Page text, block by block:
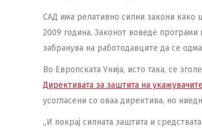
САД има релативно силни закони како
2009 година. Законот воведе
забранува на работодавците да се
Во Европската Унија, исто така, се
Директивата за заштита на укажувачите
усогласени со оваа директива, но
„И покрај силната заштита и